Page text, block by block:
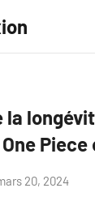
la
20, 2024